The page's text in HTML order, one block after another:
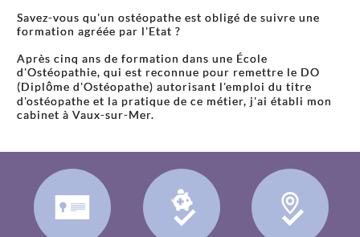
Savez-vous qu'un ostéopathe est obligé de suivre une
formation agréée par l'Etat ?
Après cinq ans de formation dans une École
d'Ostéopathie, qui est reconnue pour remettre le DO
(Diplôme d'Ostéopathe) autorisant l'emploi du titre
d'ostéopathe et la pratique de ce métier, j'ai établi mon
cabinet à Vaux-sur-Mer.